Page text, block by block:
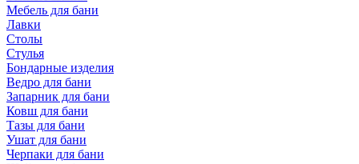
Мебель для бани
Лавки
Столы
Стулья
Бондарные изделия
Ведро для бани
Запарник для бани
Ковш для бани
Тазы для бани
Ушат для бани
Черпаки для бани